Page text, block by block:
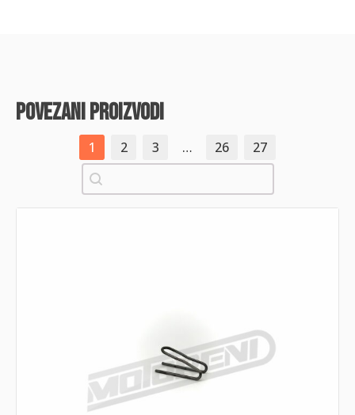
povezani proizvodi
1 2 3 … 26
27
Pretraži